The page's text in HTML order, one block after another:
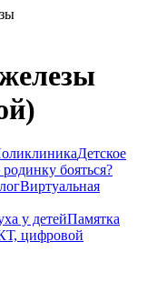
Детское
бояться?
Виртуальная
у детейПамятка
цифровой